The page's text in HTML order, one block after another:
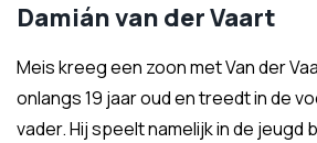
Damián van der Vaart
Meis kreeg een zoon met Van der
onlangs 19 jaar oud en treedt in de
vader. Hij speelt namelijk in de jeugd